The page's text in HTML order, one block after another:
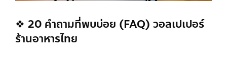
❖ 20 คำถามที่พบบ่อย (FAQ) วอลเปเปอร์
ร้านอาหารไทย